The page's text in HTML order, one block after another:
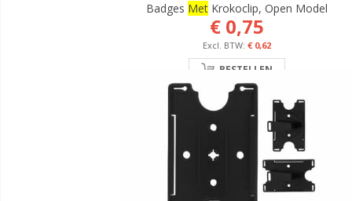
Badges Met Krokoclip, Open Model
€ 0,75
€ 0,62
BESTELLEN